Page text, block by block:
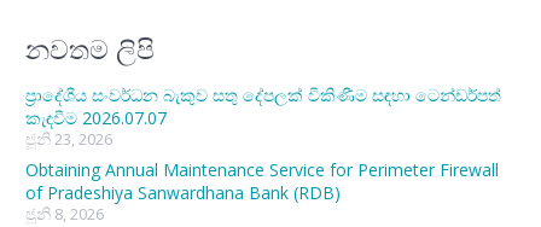
නවතම ලිපි
ප්‍රාදේශීය සංවර්ධන බැකුව සතු දේපලක් විකිණීම සඳහා ටෙන්ඩර්පත්
කැඳවීම 2026.07.07
ජූනි 23, 2026
Obtaining Annual Maintenance Service for Perimeter Firewall
of Pradeshiya Sanwardhana Bank (RDB)
ජූනි 8, 2026